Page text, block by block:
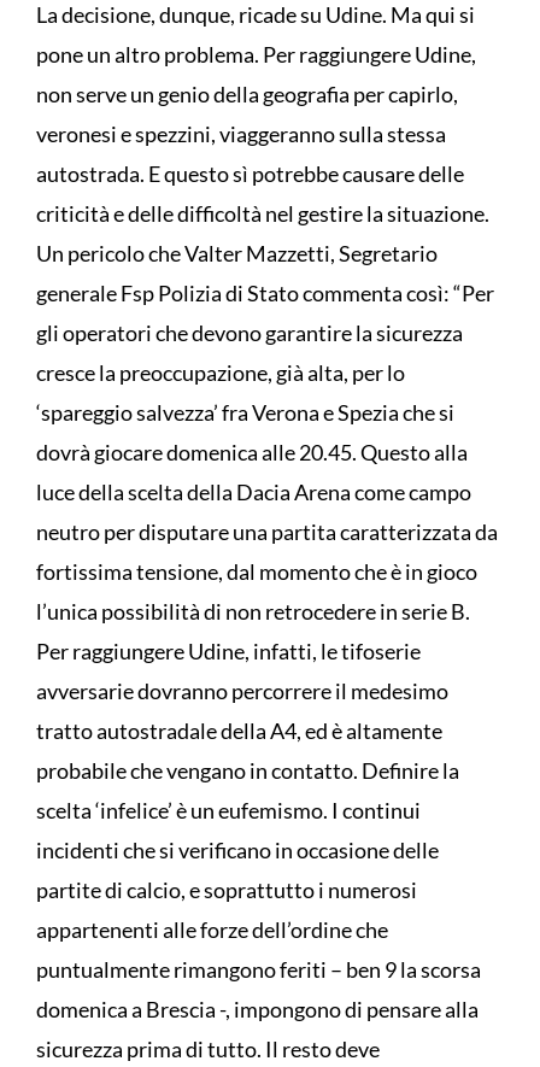
La decisione, dunque, ricade su Udine. Ma qui si
pone un altro problema. Per raggiungere Udine,
non serve un genio della geografia per capirlo,
veronesi e spezzini, viaggeranno sulla stessa
autostrada. E questo sì potrebbe causare delle
criticità e delle difficoltà nel gestire la situazione.
Un pericolo che Valter Mazzetti, Segretario
generale Fsp Polizia di Stato commenta così: “Per
gli operatori che devono garantire la sicurezza
cresce la preoccupazione, già alta, per lo
‘spareggio salvezza’ fra Verona e Spezia che si
dovrà giocare domenica alle 20.45. Questo alla
luce della scelta della Dacia Arena come campo
neutro per disputare una partita caratterizzata da
fortissima tensione, dal momento che è in gioco
l’unica possibilità di non retrocedere in serie B.
Per raggiungere Udine, infatti, le tifoserie
avversarie dovranno percorrere il medesimo
tratto autostradale della A4, ed è altamente
probabile che vengano in contatto. Definire la
scelta ‘infelice’ è un eufemismo. I continui
incidenti che si verificano in occasione delle
partite di calcio, e soprattutto i numerosi
appartenenti alle forze dell’ordine che
puntualmente rimangono feriti – ben 9 la scorsa
domenica a Brescia -, impongono di pensare alla
sicurezza prima di tutto. Il resto deve